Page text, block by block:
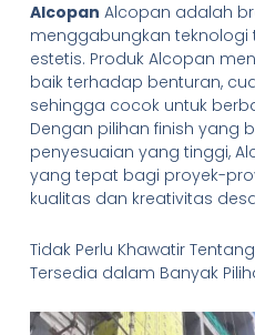
Alcopan Alcopan adalah
menggabungkan teknologi
estetis. Produk Alcopan
baik terhadap benturan,
sehingga cocok untuk
Dengan pilihan finish yang
penyesuaian yang tinggi,
yang tepat bagi proyek-
kualitas dan kreativitas
Tidak Perlu Khawatir
Tersedia dalam Banyak